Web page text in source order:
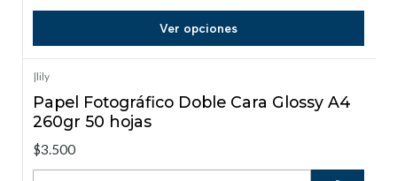
Ver opciones
|lily
Papel Fotográfico Doble Cara Glossy A4
260gr 50 hojas
$3.500